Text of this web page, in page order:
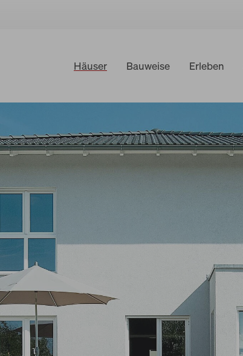
Häuser Bauweise Erleben
Musterhäuser
WeberHaus Baureihen